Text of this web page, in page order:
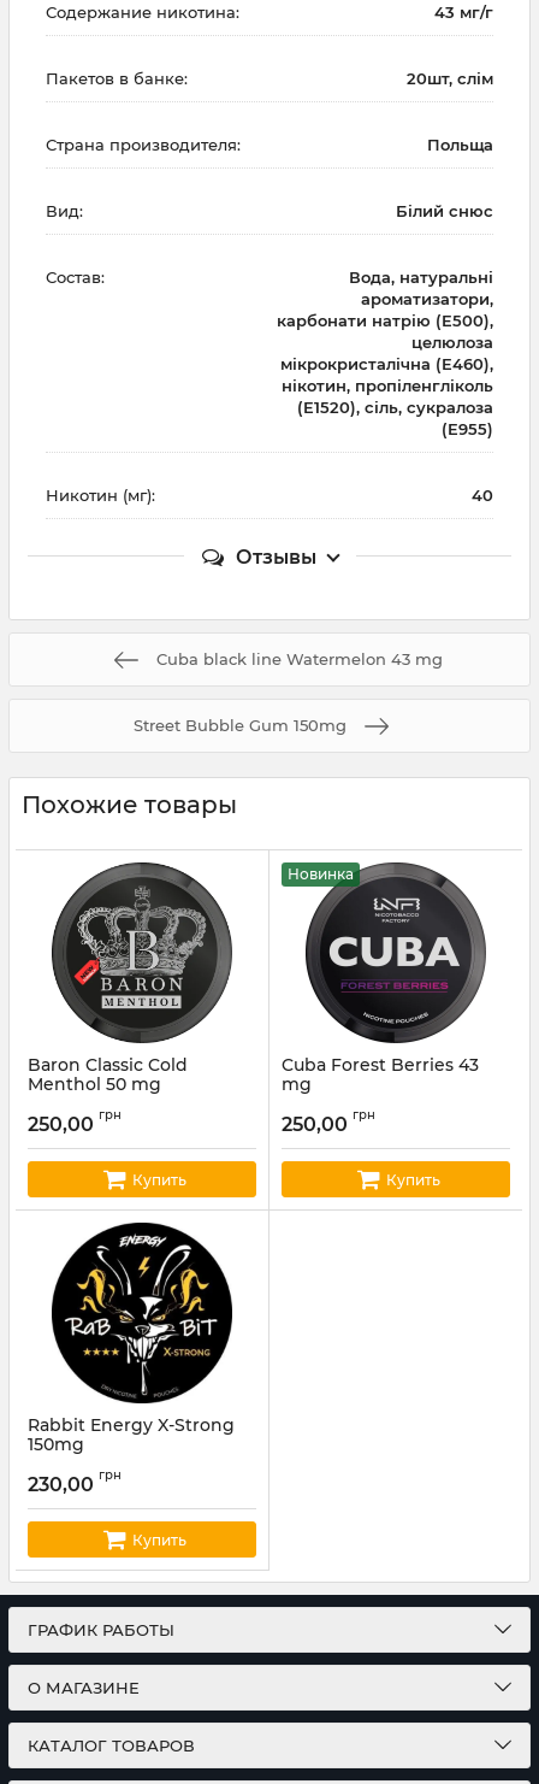
Содержание никотина: 43 мг/г
Пакетов в банке: 20шт, слім
Страна производителя: Польща
Вид: Білий снюс
Состав:
Вода, натуральні
ароматизатори,
карбонати натрію (E500),
целюлоза
мікрокристалічна (E460),
нікотин, пропіленгліколь
(E1520), сіль, сукралоза
(E955)
Никотин (мг): 40
Отзывы
Cuba black line Watermelon 43 mg
Street Bubble Gum 150mg
Похожие товары
Baron Classic Cold
Menthol 50 mg
250,00 грн
Купить
Новинка
Cuba Forest Berries 43
mg
250,00 грн
Купить
Rabbit Energy X-Strong
150mg
230,00 грн
Купить
ГРАФИК РАБОТЫ
О МАГАЗИНЕ
КАТАЛОГ ТОВАРОВ